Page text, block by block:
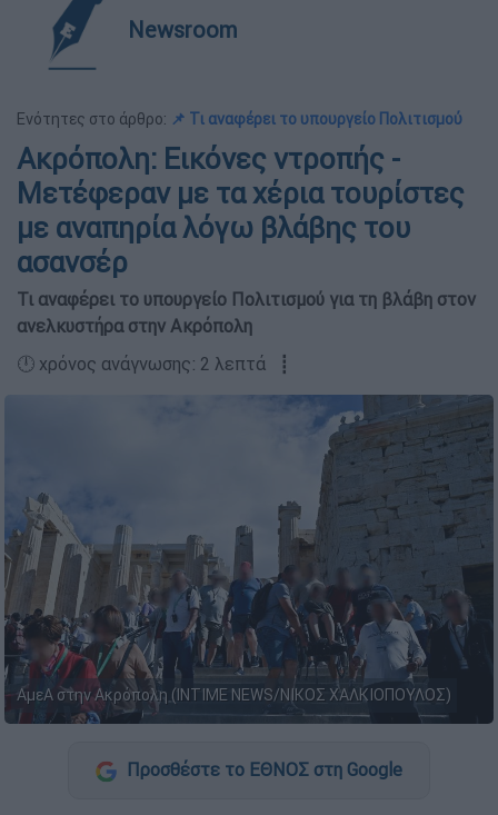
Newsroom
Ενότητες στο άρθρο: 📌 Τι αναφέρει το υπουργείο Πολιτισμού
Ακρόπολη: Εικόνες ντροπής -
Μετέφεραν με τα χέρια τουρίστες
με αναπηρία λόγω βλάβης του
ασανσέρ
Τι αναφέρει το υπουργείο Πολιτισμού για τη βλάβη στον
ανελκυστήρα στην Ακρόπολη
🕛 χρόνος ανάγνωσης: 2 λεπτά ┋
ΑμεΑ στην Ακρόπολη (INTIME NEWS/ΝΙΚΟΣ ΧΑΛΚΙΟΠΟΥΛΟΣ)
Προσθέστε το ΕΘΝΟΣ στη Google